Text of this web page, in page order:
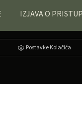
IZJAVA O
Postavke Kolačića